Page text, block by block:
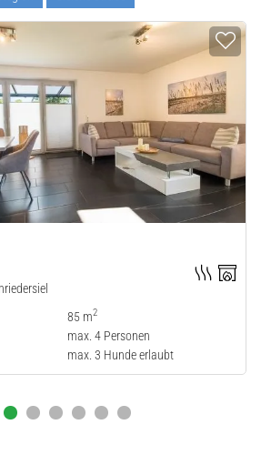
85 m2
max. 4 Personen
max. 3 Hunde erlaubt